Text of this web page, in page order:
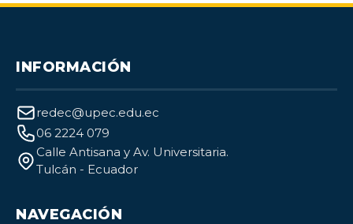
INFORMACIÓN
redec@upec.edu.ec
06 2224 079
Calle Antisana y Av. Universitaria.
Tulcán - Ecuador
NAVEGACIÓN